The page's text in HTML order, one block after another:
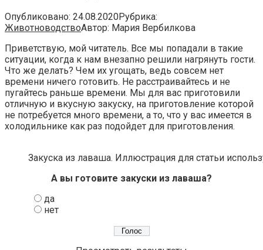
Опубликовано: 24.08.2020Рубрика:
ЖивотноводствоАвтор: Мария Вербилкова
Приветствую, мой читатель. Все мы попадали в такие
ситуации, когда к нам внезапно решили нагрянуть гости.
Что же делать? Чем их угощать, ведь совсем нет
времени ничего готовить. Не расстраивайтесь и не
пугайтесь раньше времени. Мы для вас приготовили
отличную и вкусную закуску, на приготовление которой
не потребуется много времени, а то, что у вас имеется в
холодильнике как раз подойдет для приготовления.
Закуска из лаваша. Иллюстрация для статьи
А вы готовите закуски из лаваша?
да
нет